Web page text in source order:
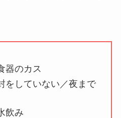
器のカス
をしていない／夜まで
飲み